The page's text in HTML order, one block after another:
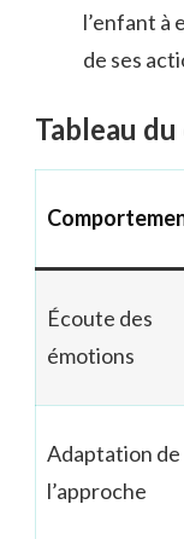
l’enfant à
de ses
Tableau
Écoute des
émotions
Adaptation de
l’approche